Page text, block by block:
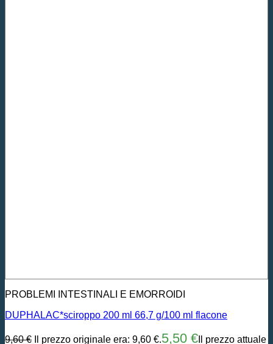
PROBLEMI INTESTINALI E EMORROIDI
DUPHALAC*sciroppo 200 ml 66,7 g/100 ml flacone
9,60€ Il prezzo originale era: 9,60 €.5,50 € Il prezzo attuale